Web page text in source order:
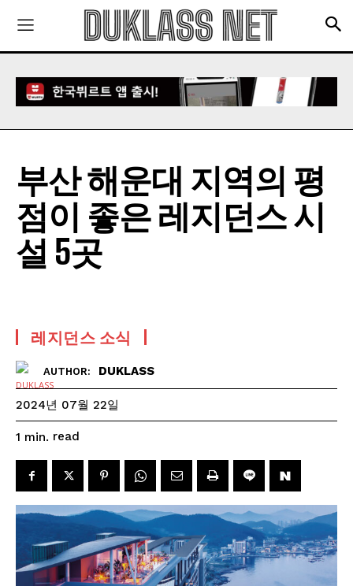
부산 해운대 지역의 평
점이 좋은 레지던스 시
설 5곳
레지던스 소식
AUTHOR: DUKLASS
2024년 07월 22일
1 min. read